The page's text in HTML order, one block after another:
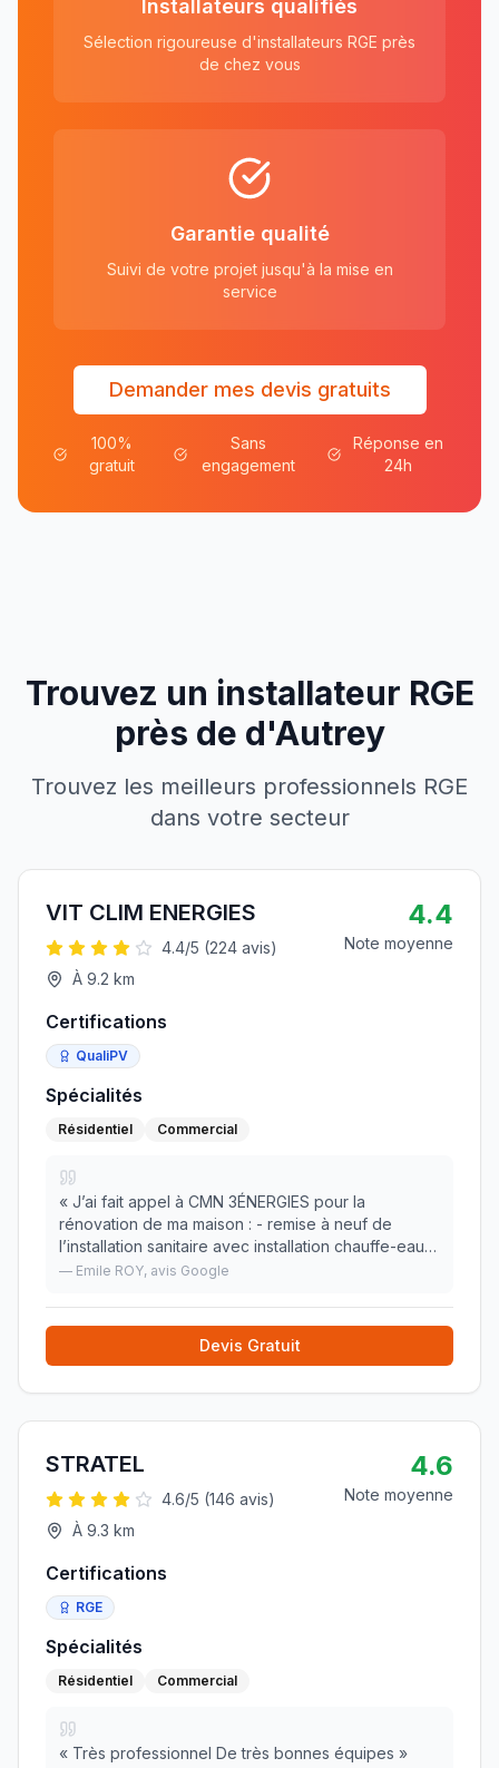
Installateurs qualifiés
Sélection rigoureuse d'installateurs RGE près
de chez vous
Garantie qualité
Suivi de votre projet jusqu'à la mise en
service
Demander mes devis gratuits
100%
gratuit
Sans
engagement
Réponse en
24h
Trouvez un installateur RGE
près de d'Autrey
Trouvez les meilleurs professionnels RGE
dans votre secteur
VIT CLIM ENERGIES
4.4/5 (224 avis)
À 9.2 km
4.4
Note moyenne
Certifications
QualiPV
Spécialités
Résidentiel Commercial
« J’ai fait appel à CMN 3ÉNERGIES pour la
rénovation de ma maison : - remise à neuf de
l’installation sanitaire avec installation chauffe-eau
thermodynamique - installation PAC - installation
— Emile ROY, avis Google
Devis Gratuit
STRATEL
4.6/5 (146 avis)
À 9.3 km
4.6
Note moyenne
Certifications
RGE
Spécialités
Résidentiel Commercial
« Très professionnel De très bonnes équipes »